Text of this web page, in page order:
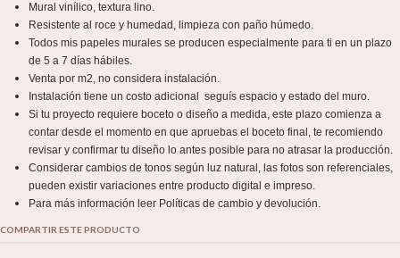
Mural vinílico, textura lino.
Resistente al roce y humedad, limpieza con paño húmedo.
Todos mis papeles murales se producen especialmente para ti en un plazo
de 5 a 7 días hábiles.
Venta por m2, no considera instalación.
Instalación tiene un costo adicional seguís espacio y estado del muro.
Si tu proyecto requiere boceto o diseño a medida, este plazo comienza a
contar desde el momento en que apruebas el boceto final, te recomiendo
revisar y confirmar tu diseño lo antes posible para no atrasar la producción.
Considerar cambios de tonos según luz natural, las fotos son referenciales,
pueden existir variaciones entre producto digital e impreso.
Para más información leer Políticas de cambio y devolución.
COMPARTIR ESTE PRODUCTO